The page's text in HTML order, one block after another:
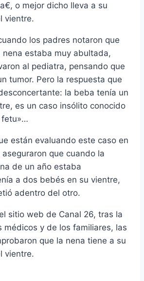
o mejor dicho lleva a su
vientre.
los padres notaron que
nena estaba muy abultada,
al pediatra, pensando que
tumor. Pero la respuesta que
la beba tení­a un
es un caso insólito conocido
fetu»…
están evaluando este caso en
que cuando la
de un año estaba
a dos bebés en su vientre,
adentro del otro.
sitio web de Canal 26, tras la
médicos y de los familiares, las
que la nena tiene a su
vientre.